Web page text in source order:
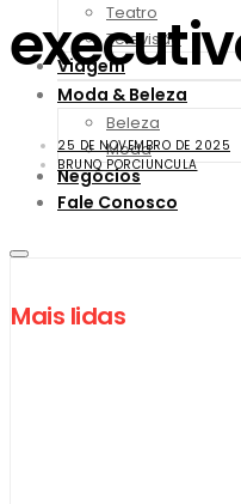
Teatro
Televisão
Viagem
Moda & Beleza
Beleza
Moda
Negócios
Fale Conosco
Mais lidas
25 DE NOVEMBRO DE 2025
BRUNO PORCIUNCULA